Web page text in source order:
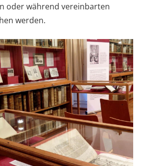
oder während vereinbarten
werden.